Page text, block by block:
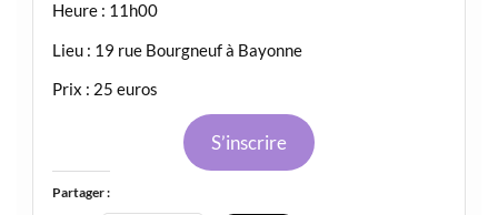
Heure : 11h00
Lieu : 19 rue Bourgneuf à Bayonne
Prix : 25 euros
S’inscrire
Partager :